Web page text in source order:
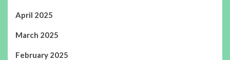
April 2025
March 2025
February 2025